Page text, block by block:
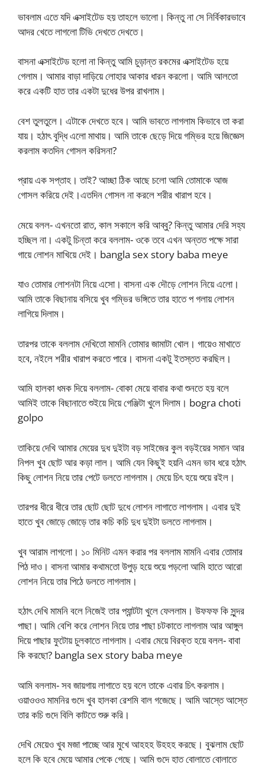
ভাবলাম এতে যদি এক্সাইটেড হয় তাহলে ভালো। কিন্তু না সে নির্বিকারভাবে
আদর খেতে লাগলো টিভি দেখতে দেখতে।
বাসনা এক্সাইটেড হলো না কিন্তু আমি চুড়ান্ত রকমের এক্সাইটেড হয়ে
গেলাম। আমার বাড়া দাড়িয়ে লোহার আকার ধারন করলো। আমি আলতো
করে একটি হাত তার একটা দুধের উপর রাখলাম।
বেশ তুলতুলে। এটাকে দেখতে হবে। আমি ভাবতে লাগলাম কিভাবে তা করা
যায়। হঠাৎ বুদ্ধি এলো মাথায়। আমি তাকে ছেড়ে দিয়ে গম্ভির হয়ে জিজ্ঞেস
করলাম কতদিন গোসল করিসনা?
প্রায় এক সপ্তাহ। তাই? আচ্ছা ঠিক আছে চলো আমি তোমাকে আজ
গোসল করিয়ে দেই।এতদিন গোসল না করলে শরীর খারাপ হবে।
মেয়ে বলল- এখনতো রাত, কাল সকালে করি আব্বু? কিন্তু আমার দেরি সহ্য
হচ্ছিল না। একটু চিন্তা করে বললাম- ওকে তবে এখন অন্তত পক্ষে সারা
গায়ে লোশন মাখিয়ে দেই। bangla sex story baba meye
যাও তোমার লোশনটা নিয়ে এসো। বাসনা এক দৌড়ে লোশন নিয়ে এলো।
আমি তাকে বিছানায় বসিয়ে খুব গম্ভির ভঙ্গিতে তার হাতে প গলায় লোশন
লাগিয়ে দিলাম।
তারপর তাকে বললাম দেখিতো মামনি তোমার জামাটা খোল। গায়েও মাখাতে
হবে, নইলে শরীর খারাপ করতে পারে। বাসনা একটু ইতস্তত করছিল।
আমি হালকা ধমক দিয়ে বললাম- বোকা মেয়ে বাবার কথা শুনতে হয় বলে
আমিই তাকে বিছানাতে শুইয়ে দিয়ে গেঞ্জিটা খুলে দিলাম। bogra choti
golpo
তাকিয়ে দেখি আমার মেয়ের দুধ দুইটা বড় সাইজের কুল বড়ইয়ের সমান আর
নিপল খুব ছোট আর কড়া লাল। আমি যেন কিছুই হয়নি এমন ভাব ধরে হঠাৎ
কিছু লোশন নিয়ে তার পেটে ডলতে লাগলাম। মেয়ে চিৎ হয়ে শুয়ে রইল।
তারপর ধীরে ধীরে তার ছোট ছোট দুধে লোশন লাগাতে লাগলাম। এবার দুই
হাতে খুব জোড়ে জোড়ে তার কচি কচি দুধ দুইটা ডলতে লাগলাম।
খুব আরাম লাগলো। ১০ মিনিট এমন করার পর বললাম মামনি এবার তোমার
পিঠ দাও। বাসনা আমার কথামতো উপুড় হয়ে শুয়ে পড়লো আমি হাতে আরো
লোশন নিয়ে তার পিঠে ডলতে লাগলাম।
হঠাৎ দেখি মামনি বলে নিজেই তার প্যান্টটা খুলে ফেললাম। উফফফ কি সুন্দর
পাছা। আমি বেশি করে লোশন নিয়ে তার পাছা চটকাতে লাগলাম আর আঙ্গুল
দিয়ে পাছার ফুটোয় চুলকাতে লাগলাম। এবার মেয়ে বিরক্ত হয়ে বলল- বাবা
কি করছো? bangla sex story baba meye
আমি বললাম- সব জায়গায় লাগাতে হয় বলে তাকে এবার চিৎ করলাম।
ওয়াওওও মামনির গুদে খুব হালকা রেশমি বাল গজেছে। আমি আস্তে আস্তে
তার কচি গুদে বিলি কাটতে শুরু করি।
দেখি মেয়েও খুব মজা পাচ্ছে আর মুখে আহহহ উহহহ করছে। বুঝলাম ছোট
হলে কি হবে মেয়ে আমার পেকে গেছে। আমি গুদে হাত বোলাতে বোলাতে